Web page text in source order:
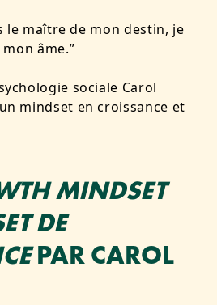
le maître de mon destin, je
âme.”
sociale Carol
mindset en croissance et
MINDSET
DE
PAR CAROL